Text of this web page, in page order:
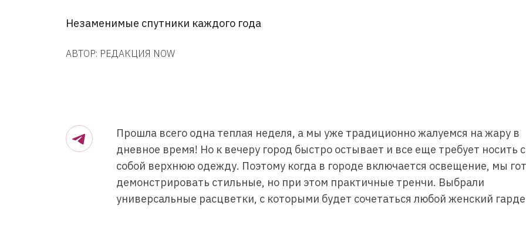
Незаменимые спутники каждого года
АВТОР: РЕДАКЦИЯ NOW
Прошла всего одна теплая неделя, а мы уже традиционно жалуемся на жару в
дневное время! Но к вечеру город быстро остывает и все еще требует носить с
собой верхнюю одежду. Поэтому когда в городе включается освещение, мы
демонстрировать стильные, но при этом практичные тренчи. Выбрали
универсальные расцветки, с которыми будет сочетаться любой женский